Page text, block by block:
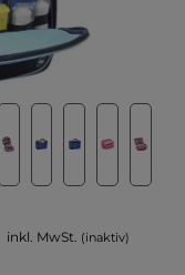
inkl. MwSt. (inaktiv)